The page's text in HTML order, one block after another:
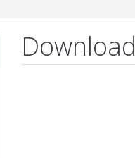
Download